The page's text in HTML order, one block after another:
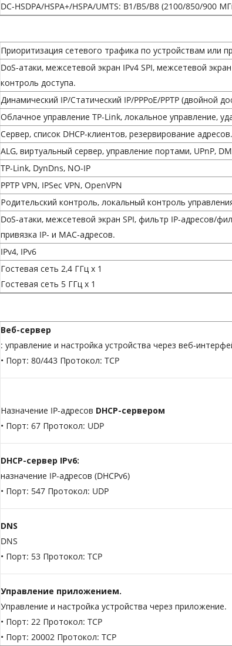
DC-HSDPA/HSPA+/HSPA/UMTS: B1/B5/B8 (2100/850/900
Приоритизация сетевого трафика по устройствам или
DoS-атаки, межсетевой экран IPv4 SPI, межсетевой
контроль доступа.
Динамический IP/Статический IP/PPPoE/PPTP (двойной
Облачное управление TP-Link, локальное управление,
Сервер, список DHCP-клиентов, резервирование адресов.
ALG, виртуальный сервер, управление портами, UPnP,
TP-Link, DynDns, NO-IP
PPTP VPN, IPSec VPN, OpenVPN
Родительский контроль, локальный контроль
DoS-атаки, межсетевой экран SPI, фильтр IP-адресов/
привязка IP- и MAC-адресов.
IPv4, IPv6
Гостевая сеть 2,4 ГГц x 1
Гостевая сеть 5 ГГц x 1
Веб-сервер
: управление и настройка устройства через веб-
• Порт: 80/443 Протокол: TCP
Назначение IP-адресов DHCP-сервером
• Порт: 67 Протокол: UDP
DHCP-сервер IPv6:
назначение IP-адресов (DHCPv6)
• Порт: 547 Протокол: UDP
DNS
DNS
• Порт: 53 Протокол: TCP
Управление приложением.
Управление и настройка устройства через приложение.
• Порт: 22 Протокол: TCP
• Порт: 20002 Протокол: TCP